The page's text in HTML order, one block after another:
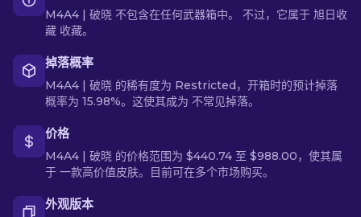
M4A4 | 破晓 不包含在任何武器箱中。 不过，它属于 旭日收
藏 收藏。
掉落概率
M4A4 | 破晓 的稀有度为 Restricted，开箱时的预计掉落
概率为 15.98%。这使其成为 不常见掉落。
价格
M4A4 | 破晓 的价格范围为 $440.74 至 $988.00，使其属
于 一款高价值皮肤。目前可在多个市场购买。
外观版本